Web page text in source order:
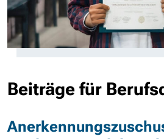
Beiträge für